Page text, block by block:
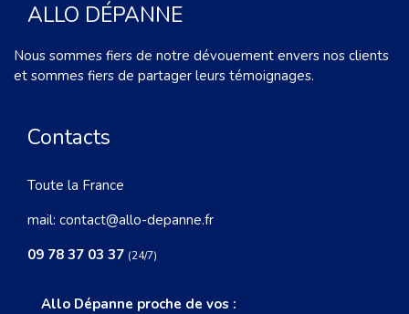
ALLO DÉPANNE
Nous sommes fiers de notre dévouement envers nos clients
et sommes fiers de partager leurs témoignages.
Contacts
Toute la France
mail: contact@allo-depanne.fr
09 78 37 03 37 (24/7)
Allo Dépanne proche de vos :